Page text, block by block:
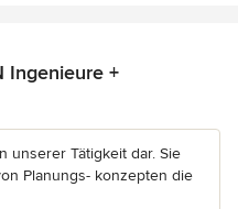
Ingenieure +
unserer Tätigkeit dar. Sie
Planungs- konzepten die